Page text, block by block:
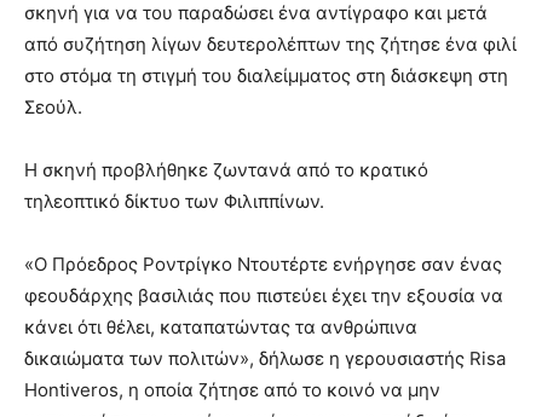
σκηνή για να του παραδώσει ένα αντίγραφο και μετά
από συζήτηση λίγων δευτερολέπτων της ζήτησε ένα φιλί
στο στόμα τη στιγμή του διαλείμματος στη διάσκεψη στη
Σεούλ.
Η σκηνή προβλήθηκε ζωντανά από το κρατικό
τηλεοπτικό δίκτυο των Φιλιππίνων.
«Ο Πρόεδρος Ροντρίγκο Ντουτέρτε ενήργησε σαν ένας
φεουδάρχης βασιλιάς που πιστεύει έχει την εξουσία να
κάνει ότι θέλει, καταπατώντας τα ανθρώπινα
δικαιώματα των πολιτών», δήλωσε η γερουσιαστής Risa
Hontiveros, η οποία ζήτησε από το κοινό να μην